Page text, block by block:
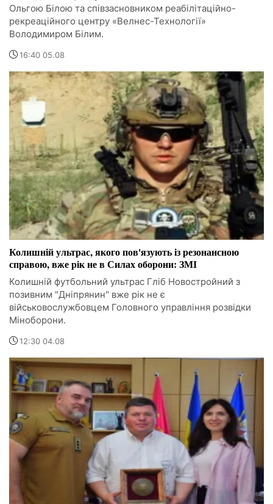
Ольгою Білою та співзасновником реабілітаційно-
рекреаційного центру «Велнес-Технології»
Володимиром Білим.
16:40 05.08
Колишній ультрас, якого пов'язують із резонансною
справою, вже рік не в Силах оборони: ЗМІ
Колишній футбольний ультрас Гліб Новостройний з
позивним "Дніпрянин" вже рік не є
військовослужбовцем Головного управління розвідки
Міноборони.
12:30 04.08